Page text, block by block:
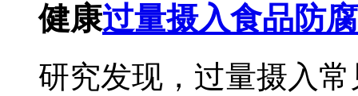
健康过量摄入食品防
研究发现，过量摄入